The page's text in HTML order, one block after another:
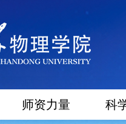
师资力量 科